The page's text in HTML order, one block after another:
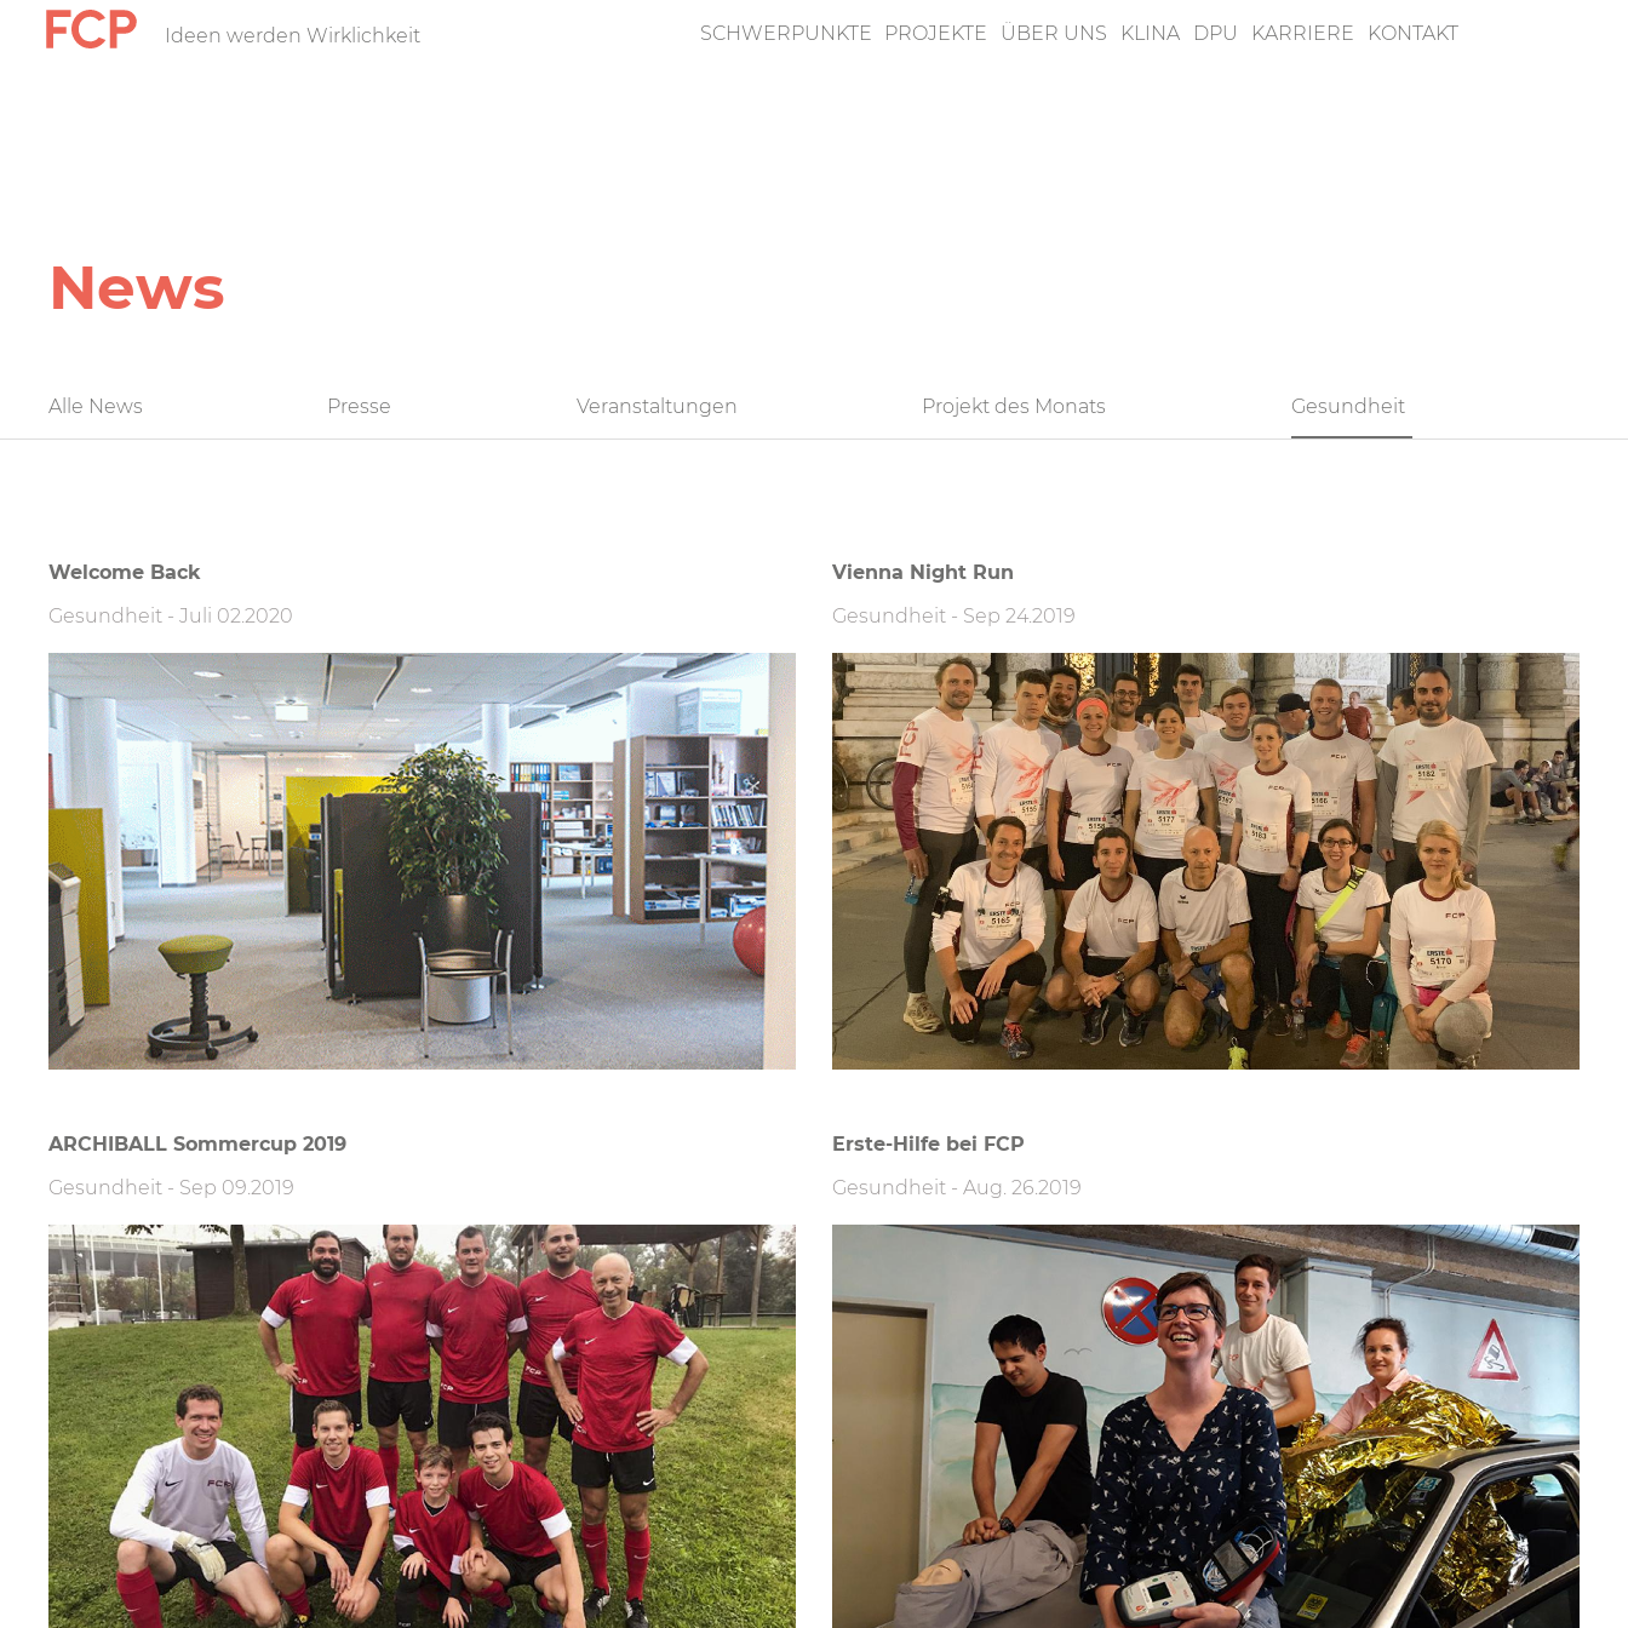
Direkt
FCP
Logo
Ideen werden Wirklichkeit SCHWERPUNKTE PROJEKTE ÜBER UNS KLINA DPU KARRIERE KONTAKT
News
FCP
Filter
Alle News Presse Veranstaltungen Projekt des Monats Gesundheit
Welcome Back
Gesundheit - Juli 02.2020
Vienna Night Run
Gesundheit - Sep 24.2019
ARCHIBALL Sommercup 2019
Gesundheit - Sep 09.2019
Erste-Hilfe bei FCP
Gesundheit - Aug. 26.2019